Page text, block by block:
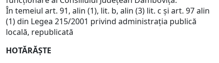
În temeiul art. 91, alin (1), lit. b, alin (3) lit. c şi art. 97 alin
(1) din Legea 215/2001 privind administraţia publică
locală, republicată
HOTĂRĂŞTE